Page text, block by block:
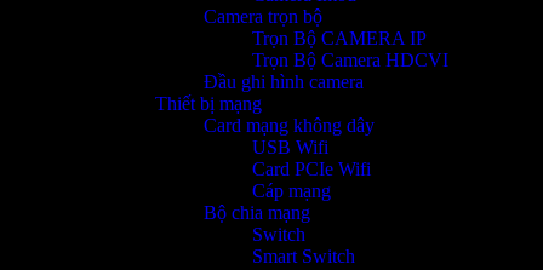
Camera trọn bộ
Trọn Bộ CAMERA IP
Trọn Bộ Camera HDCVI
Đầu ghi hình camera
Thiết bị mạng
Card mạng không dây
USB Wifi
Card PCIe Wifi
Cáp mạng
Bộ chia mạng
Switch
Smart Switch